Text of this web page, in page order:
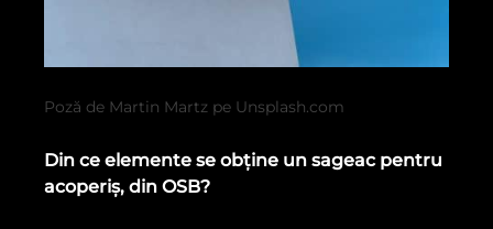
Poză de Martin Martz pe Unsplash.com
Din ce elemente se obține un sageac pentru
acoperiș, din OSB?